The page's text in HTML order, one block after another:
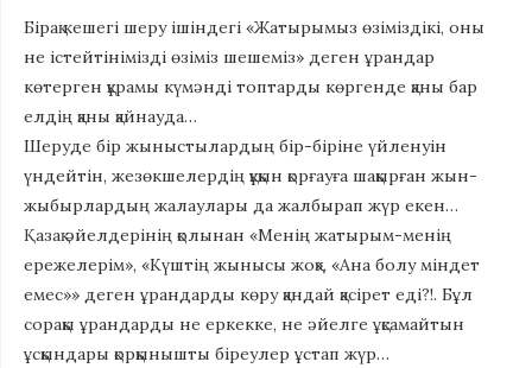
Бірақ кешегі шеру ішіндегі «Жатырымыз өзіміздікі, оны
не істейтінімізді өзіміз шешеміз» деген ұрандар
көтерген құрамы күмәнді топтарды көргенде қаны бар
елдің қаны қайнауда…
Шеруде бір жыныстылардың бір-біріне үйленуін
үндейтін, жезөкшелердің құқын қорғауға шақырған жын-
жыбырлардың жалаулары да жалбырап жүр екен…
Қазақ әйелдерінің қолынан «Менің жатырым-менің
ережелерім», «Күштің жынысы жоқ», «Ана болу міндет
емес»» деген ұрандарды көру қандай қасірет еді?!. Бұл
сорақы ұрандарды не еркекке, не әйелге ұқсамайтын
ұсқындары қорқынышты біреулер ұстап жүр…